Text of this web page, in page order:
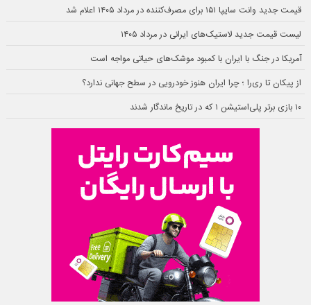
قیمت جدید وانت سایپا ۱۵۱ برای مصرف‌کننده در مرداد ۱۴۰۵ اعلام شد
لیست قیمت جدید لاستیک‌های ایرانی در مرداد ۱۴۰۵
آمریکا در جنگ با ایران با کمبود موشک‌های حیاتی مواجه است
از پیکان تا ری‌را ؛ چرا ایران هنوز خودرویی در سطح جهانی ندارد؟
۱۰ بازی برتر پلی‌استیشن ۱ که در تاریخ ماندگار شدند